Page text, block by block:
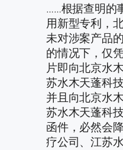
……根据查明的
用新型专利，
未对涉案产品
的情况下，仅
片即向北京水
苏水木天蓬科
并且向北京水
苏水木天蓬科
函件，必然会
疗公司、江苏